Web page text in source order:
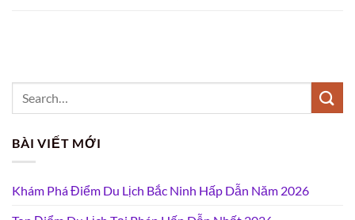
BÀI VIẾT MỚI
Khám Phá Điểm Du Lịch Bắc Ninh Hấp Dẫn Năm 2026